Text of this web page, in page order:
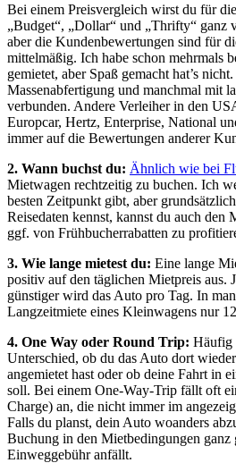
Bei einem Preisvergleich wirst du für
„Budget“, „Dollar“ und „Thrifty“ ganz
aber die Kundenbewertungen sind für
mittelmäßig. Ich habe schon mehrmals
gemietet, aber Spaß gemacht hat’s
Massenabfertigung und manchmal mit
verbunden. Andere Verleiher in den
Europcar, Hertz, Enterprise, National
immer auf die Bewertungen anderer
2. Wann buchst du: Ähnlich wie bei
Mietwagen rechtzeitig zu buchen. Ich
besten Zeitpunkt gibt, aber
Reisedaten kennst, kannst du auch den
ggf. von Frühbucherrabatten zu
3. Wie lange mietest du: Eine lange
positiv auf den täglichen Mietpreis aus.
günstiger wird das Auto pro Tag. In
Langzeitmiete eines Kleinwagens nur
4. One Way oder Round Trip: Häufig
Unterschied, ob du das Auto dort
angemietet hast oder ob deine Fahrt in
soll. Bei einem One-Way-Trip fällt oft
Charge) an, die nicht immer im
Falls du planst, dein Auto woanders
Buchung in den Mietbedingungen ganz
Einweggebühr anfällt.